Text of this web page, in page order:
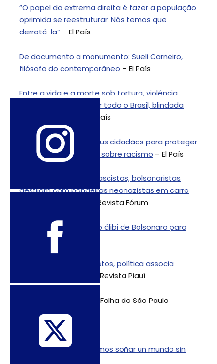
“O papel da extrema direita é fazer a população
oprimida se reestruturar. Nós temos que
derrotá-la” – El País
De documento a monumento: Sueli Carneiro,
filósofa do contemporâneo – El País
Entre a vida e a morte sob tortura, violência
policial se estende por todo o Brasil, blindada
– El País
Na ONU, o Brasil trai seus cidadãos para proteger
os EUA das cobranças sobre racismo – El País
Após PM reprimir antifascistas, bolsonaristas
desfilam com bandeiras neonazistas em carro
– Revista Fórum
Convulsão no Chile é o álibi de Bolsonaro para
– Uol
Às vésperas de protestos, política associa
– Revista Piauí
– Folha de São Paulo
Español
Sean Saifa Wall: Podemos soñar un mundo sin